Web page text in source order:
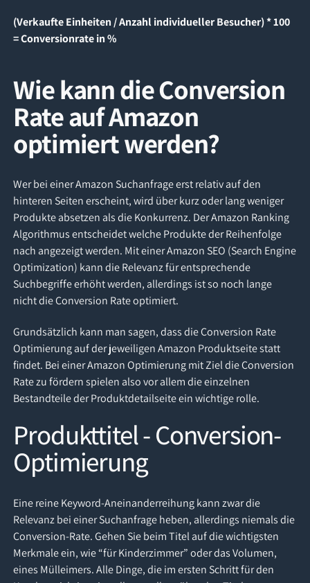
(Verkaufte Einheiten / Anzahl individueller Besucher) * 100
= Conversionrate in %
Wie kann die Conversion
Rate auf Amazon
optimiert werden?
Wer bei einer Amazon Suchanfrage erst relativ auf den
hinteren Seiten erscheint, wird über kurz oder lang weniger
Produkte absetzen als die Konkurrenz. Der Amazon Ranking
Algorithmus entscheidet welche Produkte der Reihenfolge
nach angezeigt werden. Mit einer Amazon SEO (Search Engine
Optimization) kann die Relevanz für entsprechende
Suchbegriffe erhöht werden, allerdings ist so noch lange
nicht die Conversion Rate optimiert.
Grundsätzlich kann man sagen, dass die Conversion Rate
Optimierung auf der jeweiligen Amazon Produktseite statt
findet. Bei einer Amazon Optimierung mit Ziel die Conversion
Rate zu fördern spielen also vor allem die einzelnen
Bestandteile der Produktdetailseite ein wichtige rolle.
Produkttitel - Conversion-
Optimierung
Eine reine Keyword-Aneinanderreihung kann zwar die
Relevanz bei einer Suchanfrage heben, allerdings niemals die
Conversion-Rate. Gehen Sie beim Titel auf die wichtigsten
Merkmale ein, wie “für Kinderzimmer” oder das Volumen,
eines Mülleimers. Alle Dinge, die im ersten Schritt für den